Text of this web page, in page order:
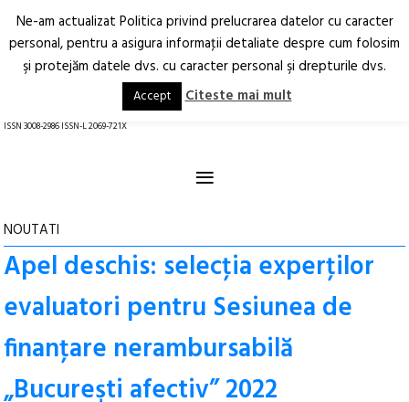
Arhitectură.
Oraș.
RO EN
ISSN 3008-2986 ISSN-L 2069-721X
≡
NOUTATI
Apel deschis: selecţia experţilor
evaluatori pentru Sesiunea de
finanţare nerambursabilă
„Bucureşti afectiv” 2022
Ne-am actualizat Politica privind prelucrarea datelor cu caracter
personal, pentru a asigura informaţii detaliate despre cum folosim
şi protejăm datele dvs. cu caracter personal şi drepturile dvs.
Accept Citeste mai mult